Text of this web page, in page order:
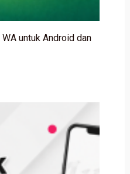
untuk Android dan